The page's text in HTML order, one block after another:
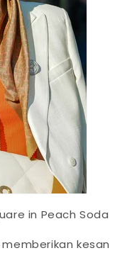
in Peach Soda
memberikan kesan